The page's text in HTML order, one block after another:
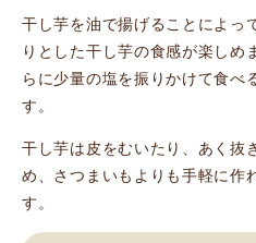
干し芋を油で揚げることによっ
りとした干し芋の食感が楽しめ
らに少量の塩を振りかけて食べ
す。
干し芋は皮をむいたり、あく抜
め、さつまいもよりも手軽に作
す。